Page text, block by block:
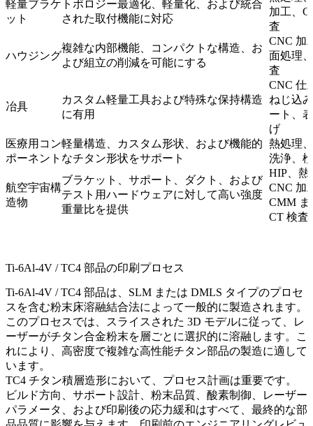
軽量ブラケ
ット
トポロジー最適化、軽量化、および統合
された取付機能に対応
加工、
査
ハウジング
複雑な内部機能、コンパクトな構造、お
よび組立の削減を可能にする
CNC 加
面処理
査
冶具
カスタム軽量工具および特殊な保持構造
に有用
CNC 仕
ねじ込
ート、
げ
医療用コン
ポーネント
軽量構造、カスタム形状、および機能的
なチタン形状をサポート
熱処理
洗浄、
航空宇宙構
造物
ブラケット、サポート、ダクト、および
テスト用ハードウェアに対して高い強度
重量比を提供
HIP、熱
CNC 加
CMM ま
CT 検査
Ti-6Al-4V / TC4 部品の印刷プロセス
Ti-6Al-4V / TC4 部品は、SLM または DMLS タイプのプロセ
スを含む粉末床溶融結合法によって一般的に製造されます。
このプロセスでは、スライスされた 3D モデルに従って、レ
ーザーがチタン合金粉末を層ごとに選択的に溶融します。こ
れにより、高密度で複雑な高性能チタン部品の製造に適して
います。
TC4 チタン積層造形において、プロセス計画は重要です。
ビルド方向、サポート設計、粉末品質、酸素制御、レーザー
パラメータ、および印刷後の応力緩和はすべて、最終的な部